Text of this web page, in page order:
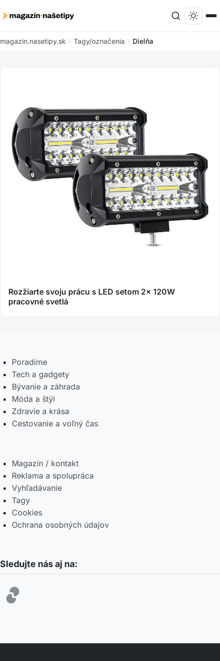
magazin.nasetipy.sk Tagy/označenia Dielňa
Rozžiarte svoju prácu s LED setom 2x 120W
pracovné svetlá
Poradíme
Tech a gadgety
Bývanie a záhrada
Móda a štýl
Zdravie a krása
Cestovanie a voľný čas
Magazín / kontakt
Reklama a spolupráca
Vyhľadávanie
Tagy
Cookies
Ochrana osobných údajov
Sledujte nás aj na: